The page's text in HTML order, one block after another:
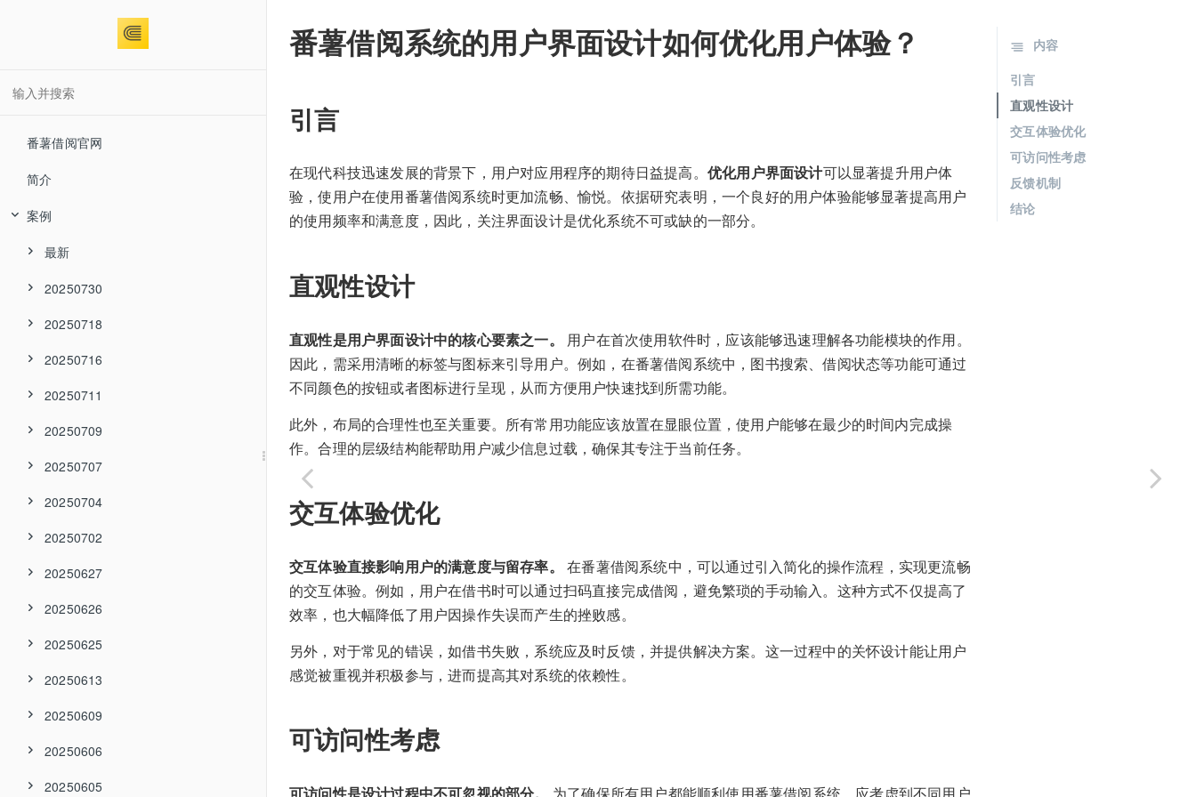
番薯借阅官网
简介
案例
最新
20250730
20250718
20250716
20250711
20250709
20250707
20250704
20250702
20250627
20250626
20250625
20250613
20250609
20250606
20250605
番薯借阅系统的用户界面设计如何优化用户体验？
引言
在现代科技迅速发展的背景下，用户对应用程序的期待日益提高。 优化用户界面设计可以显著提升用户体
验，使用户在使用番薯借阅系统时更加流畅、愉悦。依据研究表明，一个良好的用户体验能够显著提高用户
的使用频率和满意度，因此，关注界面设计是优化系统不可或缺的一部分。
直观性设计
直观性是用户界面设计中的核心要素之一。
用户在首次使用软件时，应该能够迅速理解各功能模块的作用。
因此，需采用清晰的标签与图标来引导用户。例如，在番薯借阅系统中，图书搜索、借阅状态等功能可通过
不同颜色的按钮或者图标进行呈现，从而方便用户快速找到所需功能。
此外，布局的合理性也至关重要。所有常用功能应该放置在显眼位置，使用户能够在最少的时间内完成操
作。合理的层级结构能帮助用户减少信息过载，确保其专注于当前任务。
交互体验优化
交互体验直接影响用户的满意度与留存率。
在番薯借阅系统中，可以通过引入简化的操作流程，实现更流畅
的交互体验。例如，用户在借书时可以通过扫码直接完成借阅，避免繁琐的手动输入。这种方式不仅提高了
效率，也大幅降低了用户因操作失误而产生的挫败感。
另外，对于常见的错误，如借书失败，系统应及时反馈，并提供解决方案。这一过程中的关怀设计能让用户
感觉被重视并积极参与，进而提高其对系统的依赖性。
可访问性考虑
内容
引言
直观性设计
交互体验优化
可访问性考虑
反馈机制
结论